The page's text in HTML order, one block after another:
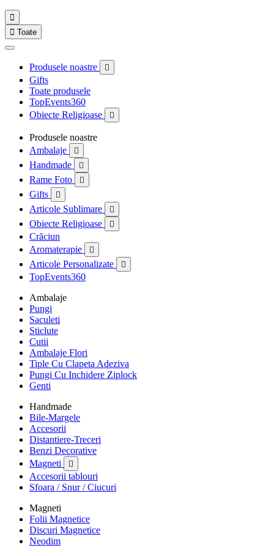

 Toate
Produsele noastre 
Gifts
Toate produsele
TopEvents360
Obiecte Religioase

Produsele noastre
Ambalaje

Handmade 
Rame Foto 
Gifts 
Articole Sublimare 
Obiecte Religioase 
Crăciun
Aromaterapie

Articole Personalizate 
TopEvents360
Ambalaje
Pungi
Saculeti
Sticlute
Cutii
Ambalaje Flori
Tiple Cu Clapeta Adeziva
Pungi Cu Inchidere Ziplock
Genti
Handmade
Bile-Margele
Accesorii
Distantiere-Treceri
Benzi Decorative
Magneti

Accesorii tablouri
Sfoara / Snur / Ciucuri
Magneti
Folii Magnetice
Discuri Magnetice
Neodim